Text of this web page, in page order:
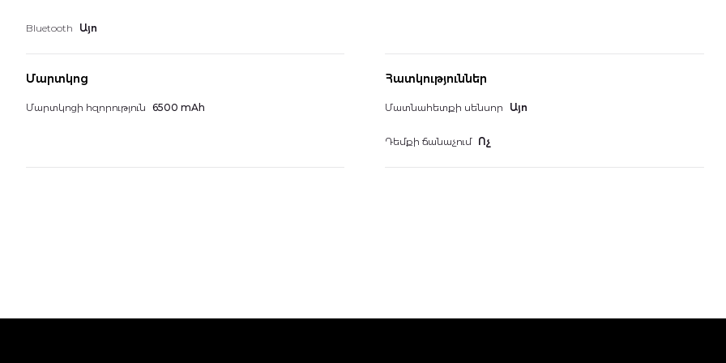
Bluetooth Այո
Մարտկոց
Մարտկոցի հզորություն 6500 mAh
Հատկություններ
Մատնահետքի սենսոր Այո
Դեմքի ճանաչում Ոչ